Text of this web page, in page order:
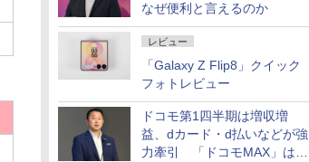
なぜ便利と言えるのか
レビュー
「Galaxy Z Flip8」クイック
フォトレビュー
ドコモ第1四半期は増収増
益、dカード・d払いなどが強
力牽引 「ドコモMAX」は